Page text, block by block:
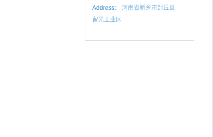
Address： 河南省新乡市封丘县
留光工业区